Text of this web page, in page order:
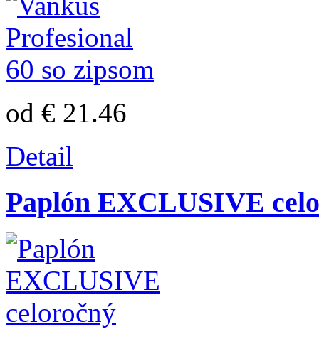
od € 21.46
Detail
Paplón EXCLUSIVE